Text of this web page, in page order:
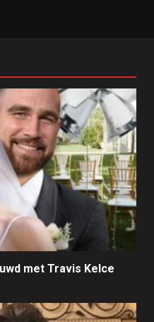
met Travis Kelce